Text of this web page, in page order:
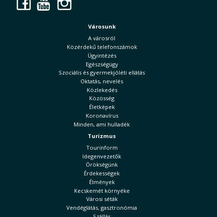
Városunk
A városról
Közérdekű telefonszámok
Ügyintézés
Egészségügy
Szociális és gyermekjóléti ellátás
Oktatás, nevelés
Közlekedés
Közösség
Életképek
Koronavírus
Minden, ami hulladék
Turizmus
Tourinform
Idegenvezetők
Örökségünk
Érdekességek
Élmények
Kecskemét környéke
Városi séták
Vendéglátás, gasztronómia